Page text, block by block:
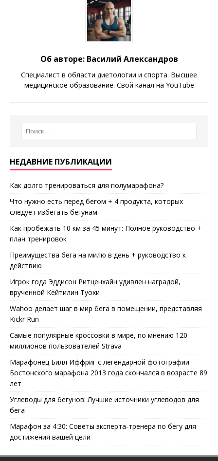
Об авторе: Василий Александров
Специалист в области диетологии и спорта. Высшее
медицинское образование. Свой канал на YouTube
НЕДАВНИЕ ПУБЛИКАЦИИ
Как долго тренироваться для полумарафона?
Что нужно есть перед бегом + 4 продукта, которых
следует избегать бегунам
Как пробежать 10 км за 45 минут: Полное руководство +
план тренировок
Преимущества бега на милю в день + руководство к
действию
Игрок года Эддисон Ритценхайн удивлен наградой,
врученной Кейтилин Туохи
Wahoo делает шаг в мир бега в помещении, представляя
Kickr Run
Самые популярные кроссовки в мире, по мнению 120
миллионов пользователей Strava
Марафонец Билл Иффриг с легендарной фотографии
Бостонского марафона 2013 года скончался в возрасте 89
лет
Углеводы для бегунов: Лучшие источники углеводов для
бега
Марафон за 4:30: Советы эксперта-тренера по бегу для
достижения вашей цели